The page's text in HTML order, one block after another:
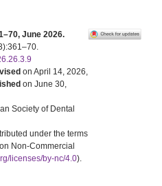
June 2026.
on April 14, 2026,
on June 30,
Society of Dental
under the terms
Non-Commercial
licenses/by-nc/4.0).